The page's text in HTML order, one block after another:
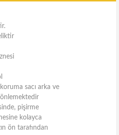
sacı arka ve
önlemektedir
pişirme
kolayca
ön tarafından